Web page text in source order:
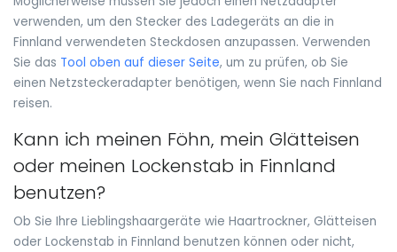
verwenden, um den Stecker des Ladegeräts an die in
Finnland verwendeten Steckdosen anzupassen. Verwenden
Sie das Tool oben auf dieser Seite, um zu prüfen, ob Sie
einen Netzsteckeradapter benötigen, wenn Sie nach Finnland
reisen.
Kann ich meinen Föhn, mein Glätteisen
oder meinen Lockenstab in Finnland
benutzen?
Ob Sie Ihre Lieblingshaargeräte wie Haartrockner, Glätteisen
oder Lockenstab in Finnland benutzen können oder nicht,